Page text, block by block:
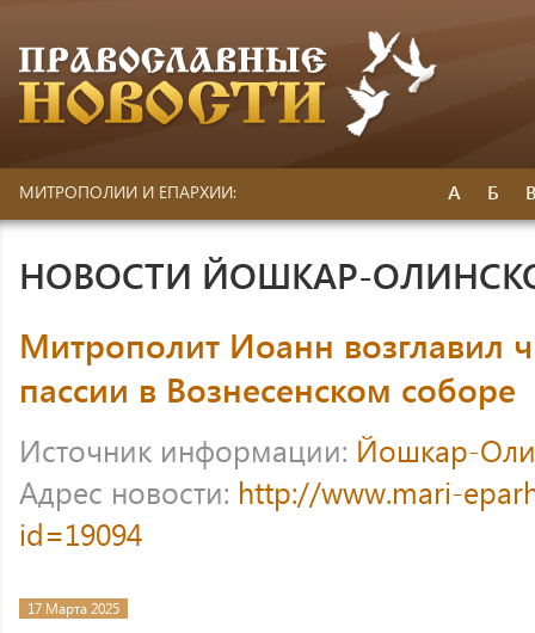
МИТРОПОЛИИ И ЕПАРХИИ: А Б
НОВОСТИ ЙОШКАР-
Митрополит Иоанн возглавил
пассии в Вознесенском соборе
Источник информации: Йошкар-
Адрес новости: http://www.mari-
id=19094
17 Марта 2025